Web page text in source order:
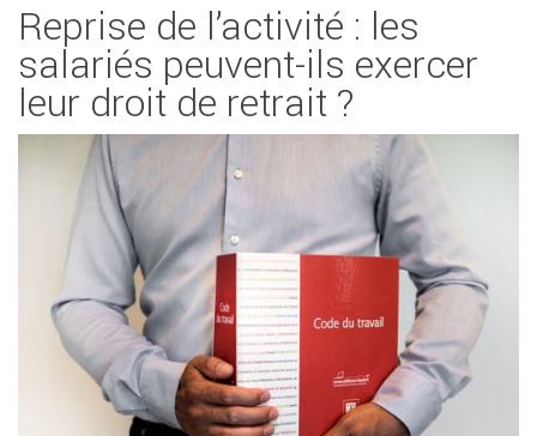
Reprise de l’activité : les
salariés peuvent-ils exercer
leur droit de retrait ?